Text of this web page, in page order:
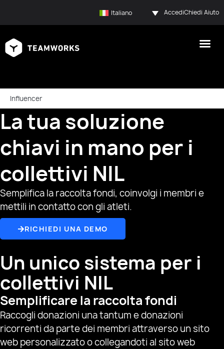
Italiano AccediChiedi Aiuto
Influencer
La tua soluzione
chiavi in mano per i
collettivi NIL
Semplifica la raccolta fondi, coinvolgi i membri e
mettili in contatto con gli atleti.
RICHIEDI UNA DEMO
Un unico sistema per i
collettivi NIL
Semplificare la raccolta fondi
Raccogli donazioni una tantum e donazioni
ricorrenti da parte dei membri attraverso un sito
web personalizzato o collegandoti al sito web